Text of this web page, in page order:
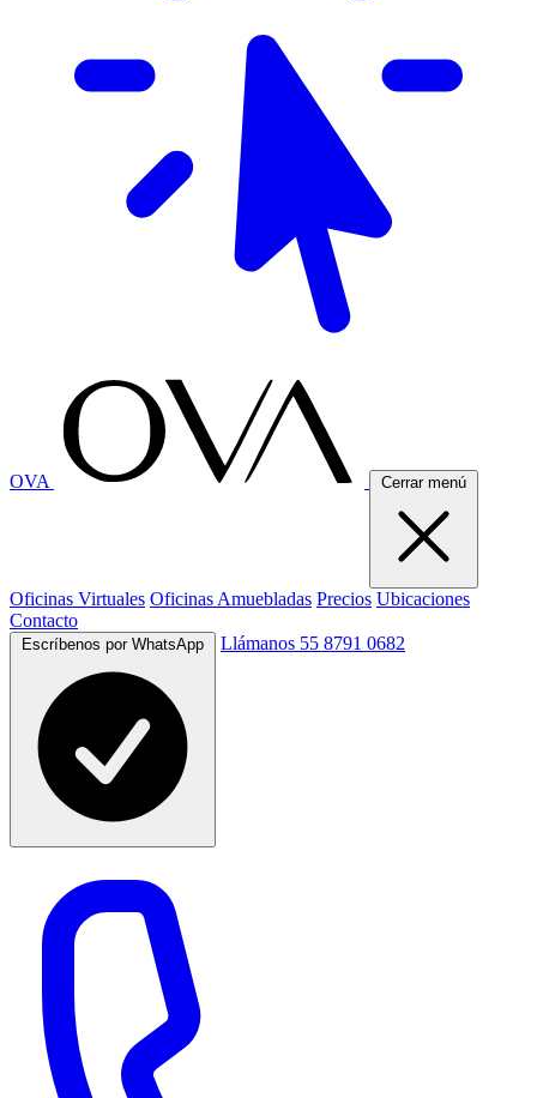
OVA Cerrar menú
Oficinas Virtuales Oficinas Amuebladas Precios Ubicaciones
Contacto
Llámanos 55 8791 0682